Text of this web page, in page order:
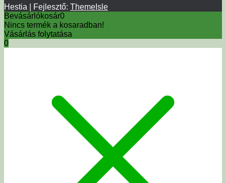
Hestia | Fejlesztő: ThemeIsle
Bevásárlókosár0
Nincs termék a kosaradban!
Vásárlás folytatása
0